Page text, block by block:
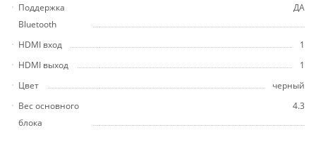
Поддержка
Bluetooth
ДА
HDMI вход
1
HDMI выход
1
Цвет
черный
Вес основного
блока
4.3